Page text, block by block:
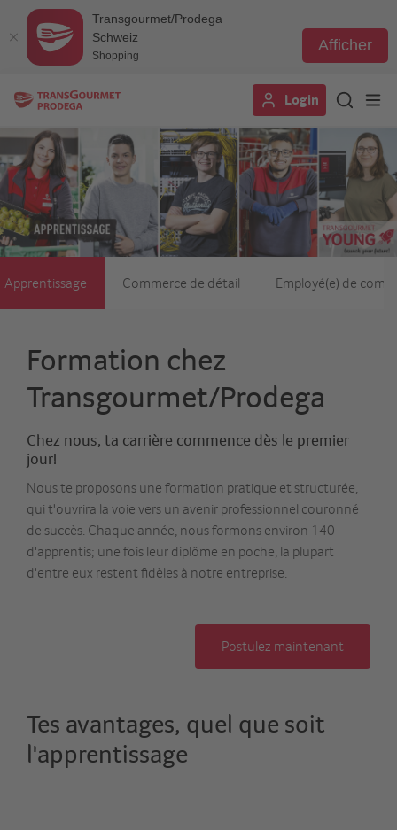
Transgourmet/Prodega
Schweiz
Shopping
Afficher
principal
Login
Apprentissage Commerce de détail Employé(e) de
Formation chez
Transgourmet/Prodega
Chez nous, ta carrière commence dès le premier
jour!
Nous te proposons une formation pratique et structurée,
qui t'ouvrira la voie vers un avenir professionnel couronné
de succès. Chaque année, nous formons environ 140
d'apprentis; une fois leur diplôme en poche, la plupart
d'entre eux restent fidèles à notre entreprise.
Postulez maintenant
Tes avantages, quel que soit
l'apprentissage